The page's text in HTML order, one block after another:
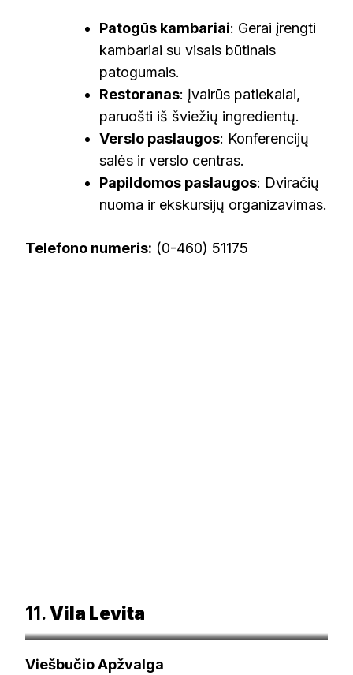
Patogūs kambariai: Gerai įrengti
kambariai su visais būtinais
patogumais.
Restoranas: Įvairūs patiekalai,
paruošti iš šviežių ingredientų.
Verslo paslaugos: Konferencijų
salės ir verslo centras.
Papildomos paslaugos: Dviračių
nuoma ir ekskursijų organizavimas.
Telefono numeris: (0-460) 51175
11.Vila Levita
booking.com
Viešbučio Apžvalga